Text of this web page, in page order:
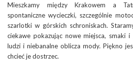
Mieszkamy między Krakowem a
spontaniczne wycieczki, szczególnie
szarlotki w górskich schroniskach.
ciekawe pokazując nowe miejsca, smaki i
ludzi i niebanalne oblicza mody. Piękno
chcieć je dostrzec.